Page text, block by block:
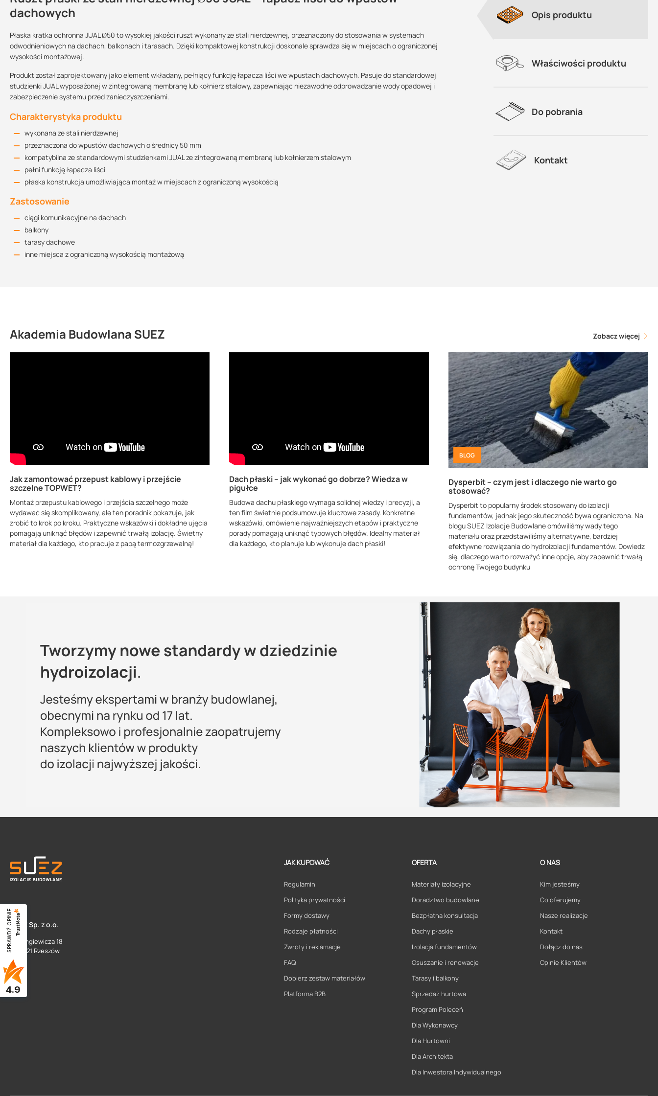
dachowych
Płaska kratka ochronna JUAL Ø50 to wysokiej jakości ruszt wykonany ze stali nierdzewnej, przeznaczony do stosowania w systemach
odwodnieniowych na dachach, balkonach i tarasach. Dzięki kompaktowej konstrukcji doskonale sprawdza się w miejscach o ograniczonej
wysokości montażowej.
Produkt został zaprojektowany jako element wkładany, pełniący funkcję łapacza liści we wpustach dachowych. Pasuje do standardowej
studzienki JUAL wyposażonej w zintegrowaną membranę lub kołnierz stalowy, zapewniając niezawodne odprowadzanie wody opadowej i
zabezpieczenie systemu przed zanieczyszczeniami.
Charakterystyka produktu
wykonana ze stali nierdzewnej
przeznaczona do wpustów dachowych o średnicy 50 mm
kompatybilna ze standardowymi studzienkami JUAL ze zintegrowaną membraną lub kołnierzem stalowym
pełni funkcję łapacza liści
płaska konstrukcja umożliwiająca montaż w miejscach z ograniczoną wysokością
Zastosowanie
ciągi komunikacyjne na dachach
balkony
tarasy dachowe
inne miejsca z ograniczoną wysokością montażową
Sprzedajemy na:
sztuki
Podlega zwrotowi?:
Maszy pytania lub wątpliwości?
Skontaktuj się z nami
Justyna Sowa
Specjalista doradca
Opis produktu
Właściwości produktu
Do pobrania
Kontakt
Akademia Budowlana SUEZ Zobacz więcej
Jak zamontować przepust kablowy i przejście
szczelne TOPWET?
Montaż przepustu kablowego i przejścia szczelnego może
wydawać się skomplikowany, ale ten poradnik pokazuje, jak
zrobić to krok po kroku. Praktyczne wskazówki i dokładne ujęcia
pomagają uniknąć błędów i zapewnić trwałą izolację. Świetny
materiał dla każdego, kto pracuje z papą termozgrzewalną!
Dach płaski – jak wykonać go dobrze? Wiedza w
pigułce
Budowa dachu płaskiego wymaga solidnej wiedzy i precyzji, a
ten film świetnie podsumowuje kluczowe zasady. Konkretne
wskazówki, omówienie najważniejszych etapów i praktyczne
porady pomagają uniknąć typowych błędów. Idealny materiał
dla każdego, kto planuje lub wykonuje dach płaski!
BLOG
Dysperbit – czym jest i dlaczego nie warto go
stosować?
Dysperbit to popularny środek stosowany do izolacji
fundamentów, jednak jego skuteczność bywa ograniczona. Na
blogu SUEZ Izolacje Budowlane omówiliśmy wady tego
materiału oraz przedstawiliśmy alternatywne, bardziej
efektywne rozwiązania do hydroizolacji fundamentów. Dowiedz
się, dlaczego warto rozważyć inne opcje, aby zapewnić trwałą
ochronę Twojego budynku
SUEZ Sp. z o.o.
ul. Langiewicza 18
35 - 021 Rzeszów
JAK KUPOWAĆ
Regulamin
Polityka prywatności
Formy dostawy
Rodzaje płatności
Zwroty i reklamacje
FAQ
Dobierz zestaw materiałów
Platforma B2B
OFERTA
Materiały izolacyjne
Doradztwo budowlane
Bezpłatna konsultacja
Dachy płaskie
Izolacja fundamentów
Osuszanie i renowacje
Tarasy i balkony
Sprzedaż hurtowa
Program Poleceń
Dla Wykonawcy
Dla Hurtowni
Dla Architekta
Dla Inwestora Indywidualnego
O NAS
Kim jesteśmy
Co oferujemy
Nasze realizacje
Kontakt
Dołącz do nas
Opinie Klientów
SPRAWDŹ OPINIE
4.9